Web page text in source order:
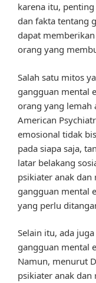
karena itu,
dan fakta tentang
dapat
orang yang
Salah satu mitos
gangguan mental
orang yang lemah
American
emosional tidak
pada siapa saja,
latar belakang
psikiater anak dan
gangguan mental
yang perlu
Selain itu, ada
gangguan mental
Namun, menurut
psikiater anak dan